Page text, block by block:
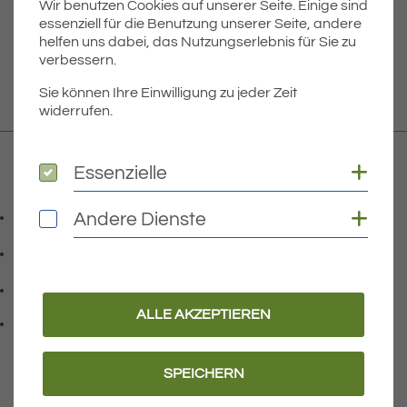
Die gesamte Bekanntmachung zum Download finden Sie
hier.
Kontakt
07541 9708-0
Telefonnummer: 0 7 5 4 1 9 7 0 8 0
E-Mail Adresse: info@eriskirch.de
, 8 8 0 9 7
Wir benutzen Cookies auf unserer Seite. Einige sind
essenziell für die Benutzung unserer Seite, andere
helfen uns dabei, das Nutzungserlebnis für Sie zu
verbessern.
Sie können Ihre Einwilligung zu jeder Zeit
widerrufen.
Essenzielle
Essenzielle
Andere Dienste
Andere Dienste
ALLE AKZEPTIEREN
SPEICHERN